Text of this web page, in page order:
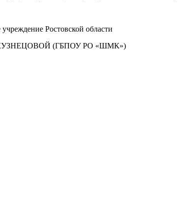
Ростовской области
(ГБПОУ РО «ШМК»)